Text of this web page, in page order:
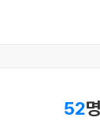
52